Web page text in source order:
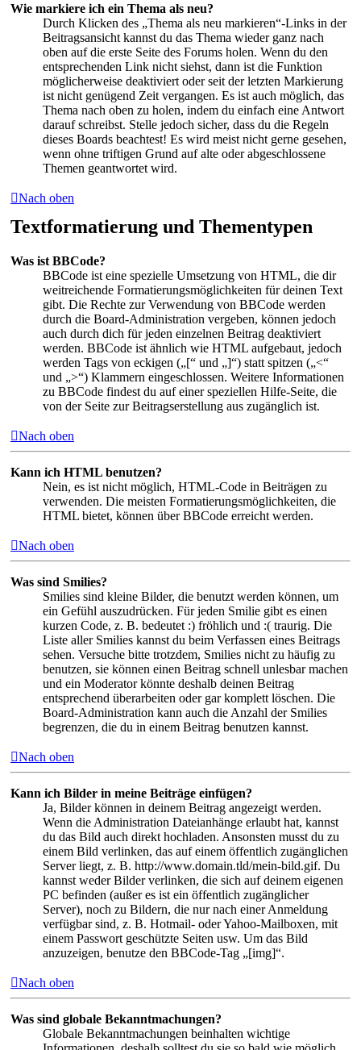
Wie markiere ich ein Thema als neu?
Durch Klicken des „Thema als neu markieren“-Links in der
Beitragsansicht kannst du das Thema wieder ganz nach
oben auf die erste Seite des Forums holen. Wenn du den
entsprechenden Link nicht siehst, dann ist die Funktion
möglicherweise deaktiviert oder seit der letzten Markierung
ist nicht genügend Zeit vergangen. Es ist auch möglich, das
Thema nach oben zu holen, indem du einfach eine Antwort
darauf schreibst. Stelle jedoch sicher, dass du die Regeln
dieses Boards beachtest! Es wird meist nicht gerne gesehen,
wenn ohne triftigen Grund auf alte oder abgeschlossene
Themen geantwortet wird.
Nach oben
Textformatierung und Thementypen
Was ist BBCode?
BBCode ist eine spezielle Umsetzung von HTML, die dir
weitreichende Formatierungsmöglichkeiten für deinen Text
gibt. Die Rechte zur Verwendung von BBCode werden
durch die Board-Administration vergeben, können jedoch
auch durch dich für jeden einzelnen Beitrag deaktiviert
werden. BBCode ist ähnlich wie HTML aufgebaut, jedoch
werden Tags von eckigen („[“ und „]“) statt spitzen („<“
und „>“) Klammern eingeschlossen. Weitere Informationen
zu BBCode findest du auf einer speziellen Hilfe-Seite, die
von der Seite zur Beitragserstellung aus zugänglich ist.
Nach oben
Kann ich HTML benutzen?
Nein, es ist nicht möglich, HTML-Code in Beiträgen zu
verwenden. Die meisten Formatierungsmöglichkeiten, die
HTML bietet, können über BBCode erreicht werden.
Nach oben
Was sind Smilies?
Smilies sind kleine Bilder, die benutzt werden können, um
ein Gefühl auszudrücken. Für jeden Smilie gibt es einen
kurzen Code, z. B. bedeutet :) fröhlich und :( traurig. Die
Liste aller Smilies kannst du beim Verfassen eines Beitrags
sehen. Versuche bitte trotzdem, Smilies nicht zu häufig zu
benutzen, sie können einen Beitrag schnell unlesbar machen
und ein Moderator könnte deshalb deinen Beitrag
entsprechend überarbeiten oder gar komplett löschen. Die
Board-Administration kann auch die Anzahl der Smilies
begrenzen, die du in einem Beitrag benutzen kannst.
Nach oben
Kann ich Bilder in meine Beiträge einfügen?
Ja, Bilder können in deinem Beitrag angezeigt werden.
Wenn die Administration Dateianhänge erlaubt hat, kannst
du das Bild auch direkt hochladen. Ansonsten musst du zu
einem Bild verlinken, das auf einem öffentlich zugänglichen
Server liegt, z. B. http://www.domain.tld/mein-bild.gif. Du
kannst weder Bilder verlinken, die sich auf deinem eigenen
PC befinden (außer es ist ein öffentlich zugänglicher
Server), noch zu Bildern, die nur nach einer Anmeldung
verfügbar sind, z. B. Hotmail- oder Yahoo-Mailboxen, mit
einem Passwort geschützte Seiten usw. Um das Bild
anzuzeigen, benutze den BBCode-Tag „[img]“.
Nach oben
Was sind globale Bekanntmachungen?
Globale Bekanntmachungen beinhalten wichtige